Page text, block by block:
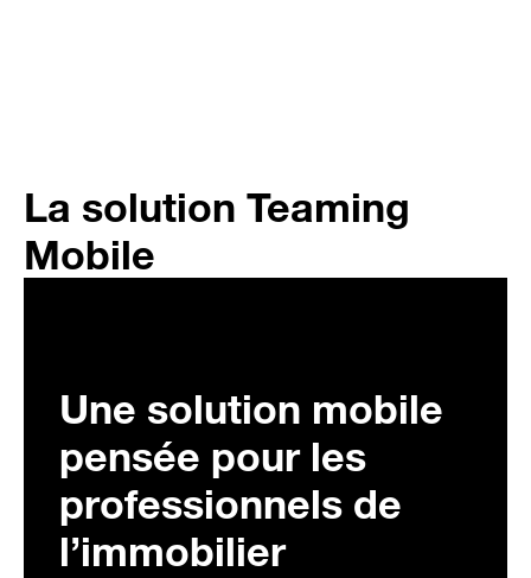
La solution Teaming
Mobile
Une solution mobile
pensée pour les
professionnels de
l’immobilier